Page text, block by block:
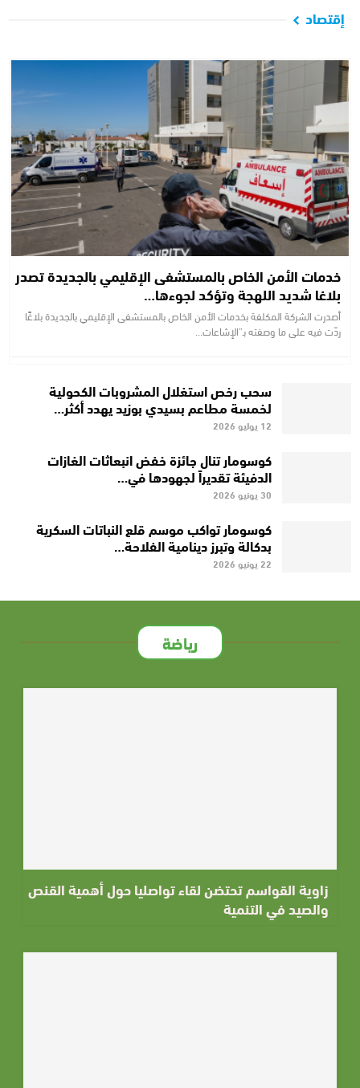
إقتصاد
خدمات الأمن الخاص بالمستشفى الإقليمي بالجديدة تصدر
بلاغا شديد اللهجة وتؤكد لجوءها…
أصدرت الشركة المكلفة بخدمات الأمن الخاص بالمستشفى الإقليمي بالجديدة بلاغًا
ردّت فيه على ما وصفته بـ”الإشاعات…
سحب رخص استغلال المشروبات الكحولية
لخمسة مطاعم بسيدي بوزيد يهدد أكثر…
12 يوليو 2026
كوسومار تنال جائزة خفض انبعاثات الغازات
الدفيئة تقديراً لجهودها في…
30 يونيو 2026
كوسومار تواكب موسم قلع النباتات السكرية
بدكالة وتبرز دينامية الفلاحة…
22 يونيو 2026
رياضة
زاوية القواسم تحتضن لقاء تواصليا حول أهمية القنص
والصيد في التنمية